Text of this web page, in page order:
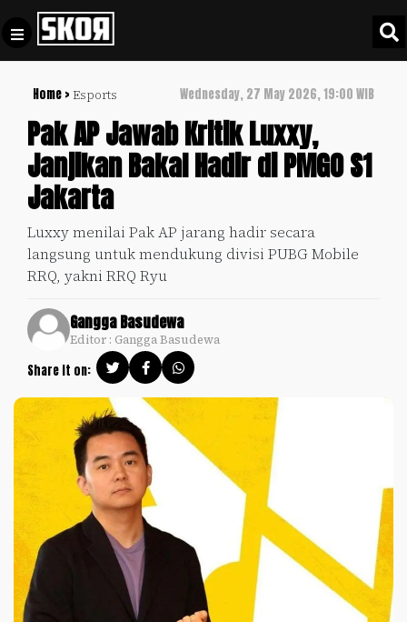
Home > Esports Wednesday, 27 May 2026, 19:00 WIB
Pak AP Jawab Kritik Luxxy,
Janjikan Bakal Hadir di PMGO S1
Jakarta
Luxxy menilai Pak AP jarang hadir secara
langsung untuk mendukung divisi PUBG Mobile
RRQ, yakni RRQ Ryu
Gangga Basudewa
Editor : Gangga Basudewa
Share it on:
Football +
Culture +
Update
+
Timnas
Indonesia
SKOR
SPECIAL
Video
Policy
Pedoman
Pemberitaan
Media
Siber
Disclaimer
Kami